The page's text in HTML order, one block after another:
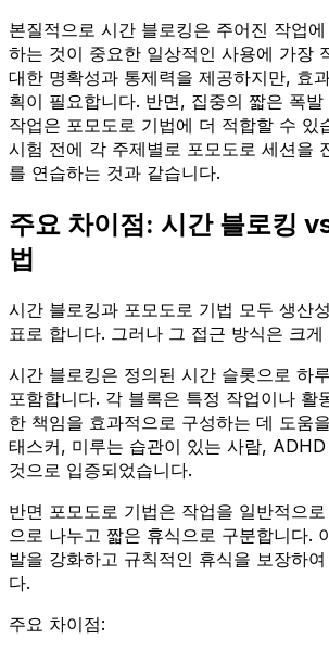
본질적으로 시간 블로킹은 주어진 작업
하는 것이 중요한 일상적인 사용에 가장
대한 명확성과 통제력을 제공하지만, 효
획이 필요합니다. 반면, 집중의 짧은 폭
작업은 포모도로 기법에 더 적합할 수 있
시험 전에 각 주제별로 포모도로 세션을
를 연습하는 것과 같습니다.
주요 차이점: 시간 블로킹
법
시간 블로킹과 포모도로 기법 모두 생산
표로 합니다. 그러나 그 접근 방식은 크게
시간 블로킹은 정의된 시간 슬롯으로 하
포함합니다. 각 블록은 특정 작업이나 활
한 책임을 효과적으로 구성하는 데 도움
태스커, 미루는 습관이 있는 사람,
것으로 입증되었습니다.
반면 포모도로 기법은 작업을 일반적으
으로 나누고 짧은 휴식으로 구분합니다.
발을 강화하고 규칙적인 휴식을 보장하
다.
주요 차이점: